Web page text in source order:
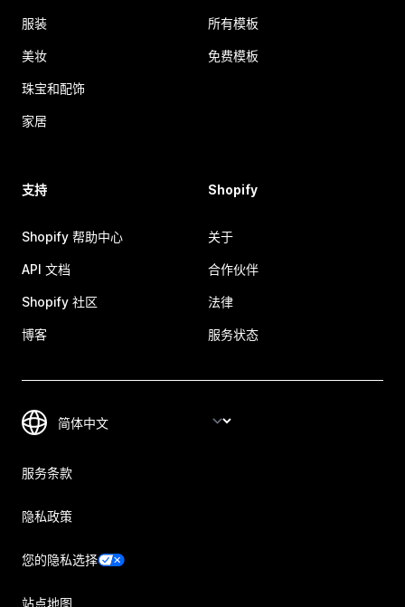
服装
美妆
珠宝和配饰
家居
所有模板
免费模板
支持
Shopify 帮助中心
API 文档
Shopify 社区
博客
Shopify
关于
合作伙伴
法律
服务状态
服务条款
隐私政策
您的隐私选择
站点地图